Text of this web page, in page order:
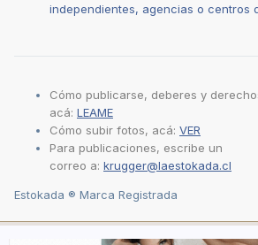
independientes, agencias o centros
Cómo publicarse, deberes y
acá: LEAME
Cómo subir fotos, acá: VER
Para publicaciones, escribe un
correo a: krugger@laestokada.cl
Estokada ® Marca Registrada